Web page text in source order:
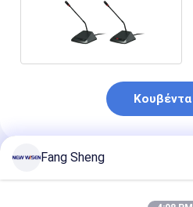
Κουβέντα
Συνιστώμενα Προϊόντα
Fang Sheng